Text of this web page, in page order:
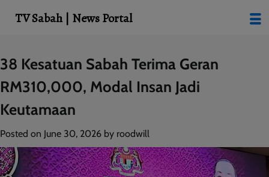
Skip
to
content
38 Kesatuan Sabah Terima Geran
RM310,000, Modal Insan Jadi
Keutamaan
Posted on June 30, 2026 by roodwill
TV Sabah | News Portal